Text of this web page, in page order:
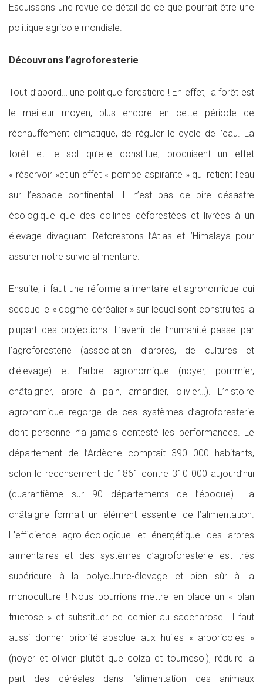
Esquissons une revue de détail de ce que pourrait être une
politique agricole mondiale.
Découvrons l’agroforesterie
Tout d’abord… une politique forestière ! En effet, la forêt est
le meilleur moyen, plus encore en cette période de
réchauffement climatique, de réguler le cycle de l’eau. La
forêt et le sol qu’elle constitue, produisent un effet
« réservoir »et un effet « pompe aspirante » qui retient l’eau
sur l’espace continental. Il n’est pas de pire désastre
écologique que des collines déforestées et livrées à un
élevage divaguant. Reforestons l’Atlas et l’Himalaya pour
assurer notre survie alimentaire.
Ensuite, il faut une réforme alimentaire et agronomique qui
secoue le « dogme céréalier » sur lequel sont construites la
plupart des projections. L’avenir de l’humanité passe par
l’agroforesterie (association d’arbres, de cultures et
d’élevage) et l’arbre agronomique (noyer, pommier,
châtaigner, arbre à pain, amandier, olivier…). L’histoire
agronomique regorge de ces systèmes d’agroforesterie
dont personne n’a jamais contesté les performances. Le
département de l’Ardèche comptait 390 000 habitants,
selon le recensement de 1861 contre 310 000 aujourd’hui
(quarantième sur 90 départements de l’époque). La
châtaigne formait un élément essentiel de l’alimentation.
L’efficience agro-écologique et énergétique des arbres
alimentaires et des systèmes d’agroforesterie est très
supérieure à la polyculture-élevage et bien sûr à la
monoculture ! Nous pourrions mettre en place un « plan
fructose » et substituer ce dernier au saccharose. Il faut
aussi donner priorité absolue aux huiles « arboricoles »
(noyer et olivier plutôt que colza et tournesol), réduire la
part des céréales dans l’alimentation des animaux